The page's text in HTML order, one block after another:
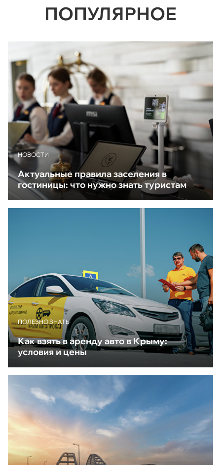
ПОПУЛЯРНОЕ
НОВОСТИ
Актуальные правила заселения в
гостиницы: что нужно знать туристам
ПОЛЕЗНО ЗНАТЬ
Как взять в аренду авто в Крыму:
условия и цены